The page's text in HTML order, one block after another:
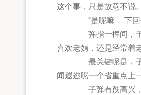
这个事，只是故意不说
“是呢嘛……下回你再
弹指一挥间，子弹已
喜欢老娟，还是经常着
最关键呢是，子弹还
闻遐迩呢一个省重点上
子弹有跌高兴，因为